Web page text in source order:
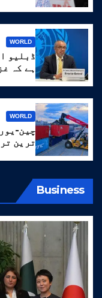
WORLD
ڈبلیو
ہے کہ
WORLD
چین-
ترین
Business